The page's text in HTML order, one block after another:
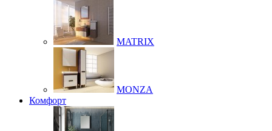
MATRIX
MONZA
Комфорт